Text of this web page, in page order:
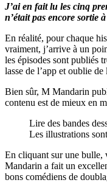
J’ai en fait lu les cinq
n’était pas encore sortie
En réalité, pour chaque
vraiment, j’arrive à un
les épisodes sont publiés
lasse de l’app et oublie de
Bien sûr, M Mandarin
contenu est de mieux en
Lire des bandes
Les illustrations
En cliquant sur une bulle,
Mandarin a fait un
bons comédiens de